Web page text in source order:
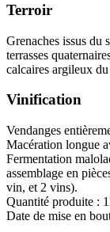
Terroir
Grenaches issus du
terrasses
calcaires argileux
Vinification
Vendanges
Macération longue
Fermentation
assemblage en
vin, et 2 vins).
Quantité produite :
Date de mise en